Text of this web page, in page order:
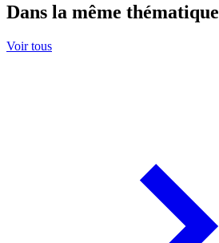
Dans la même thématique
Voir tous